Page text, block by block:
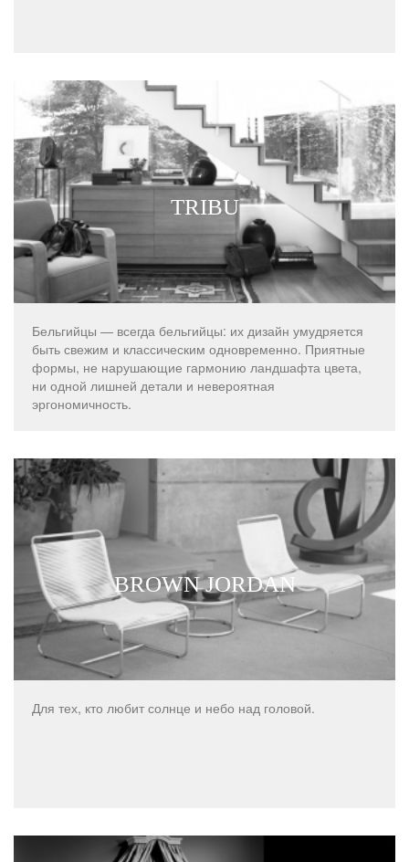
TRIBU
Бельгийцы — всегда бельгийцы: их дизайн умудряется
быть свежим и классическим одновременно. Приятные
формы, не нарушающие гармонию ландшафта цвета,
ни одной лишней детали и невероятная
эргономичность.
BROWN JORDAN
Для тех, кто любит солнце и небо над головой.